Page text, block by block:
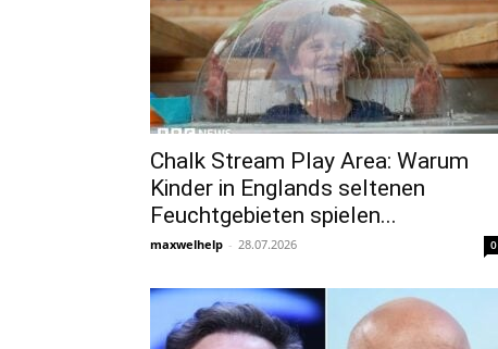
Chalk Stream Play Area: Warum
Kinder in Englands seltenen
Feuchtgebieten spielen...
maxwelhelp - 28.07.2026 0